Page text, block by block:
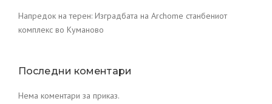
Напредок на терен: Изградбата на Archome станбениот
комплекс во Куманово
Последни коментари
Нема коментари за приказ.